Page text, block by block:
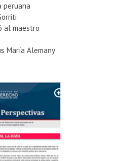
peruana
al maestro
María Alemany